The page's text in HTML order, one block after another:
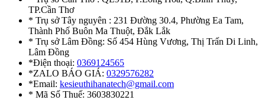
TP.Cần Thơ
* Trụ sở Tây nguyên : 231 Đường 30.4, Phường Ea Tam,
Thành Phố Buôn Ma Thuột, Đắk Lắk
* Trụ sở Lâm Đồng: Số 454 Hùng Vương, Thị Trấn Di Linh,
Lâm Đồng
*Điện thoại: 0369124565
*ZALO BÁO GIÁ: 0329576282
*Email: kesieuthihanatech@gmail.com
* Mã Số Thuế: 3603830221